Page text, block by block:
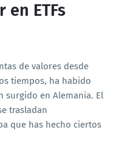
ETFs
de valores desde
tiempos, ha habido
surgido en Alemania. El
trasladan
que has hecho ciertos